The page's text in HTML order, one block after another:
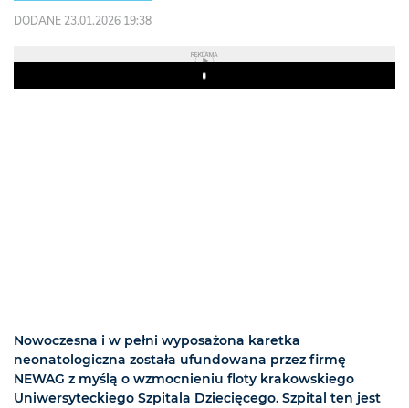
DODANE 23.01.2026 19:38
REKLAMA
Play
Nowoczesna i w pełni wyposażona karetka
neonatologiczna została ufundowana przez firmę
NEWAG z myślą o wzmocnieniu floty krakowskiego
Uniwersyteckiego Szpitala Dziecięcego. Szpital ten jest